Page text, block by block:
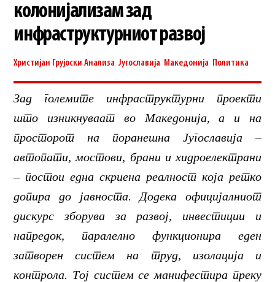
колонијализам зад
инфраструктурниот развој
Христијан Грујоски Анализа ,Југославија Македонија Политика
Зад големите инфраструктурни проекти
што изникнуваат во Македонија, а и на
просторот на поранешна Југославија –
автопати, мостови, брани и хидроелектрани
– постои една скриена реалност која ретко
допира до јавноста. Додека официјалниот
дискурс зборува за развој, инвестиции и
напредок, паралелно функционира еден
затворен систем на труд, изолација и
контрола. Тој систем се манифестира преку